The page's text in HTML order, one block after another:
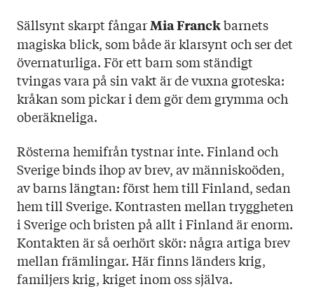
Sällsynt skarpt fångarMia Franckbarnets
magiska blick, som både är klarsynt och ser det
övernaturliga. För ett barn som ständigt
tvingas vara på sin vakt är de vuxna groteska:
kråkan som pickar i dem gör dem grymma och
oberäkneliga.
Rösterna hemifrån tystnar inte. Finland och
Sverige binds ihop av brev, av människoöden,
av barns längtan: först hem till Finland, sedan
hem till Sverige. Kontrasten mellan tryggheten
i Sverige och bristen på allt i Finland är enorm.
Kontakten är så oerhört skör: några artiga brev
mellan främlingar. Här finns länders krig,
familjers krig, kriget inom oss själva.